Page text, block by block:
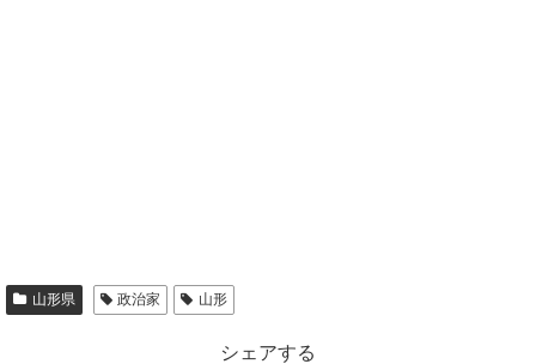
山形県 政治家 山形
シェアする